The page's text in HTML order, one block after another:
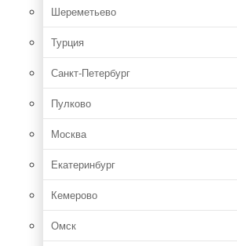
Шереметьево
Турция
Санкт-Петербург
Пулково
Москва
Екатеринбург
Кемерово
Омск